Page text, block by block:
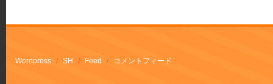
Wordpress / SH / Feed / コメントフィード